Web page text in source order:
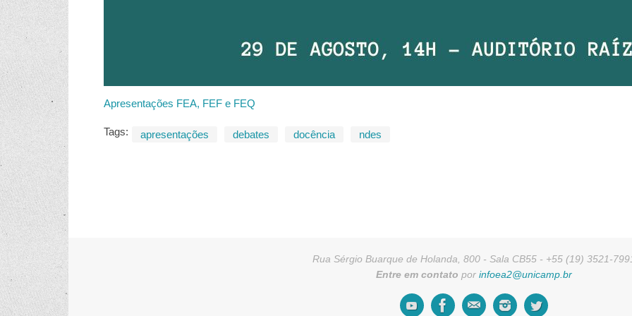
Apresentações FEA, FEF e FEQ
Tags: apresentações debates docência ndes
Rua Sérgio Buarque de Holanda, 800 - Sala CB55 - +55 (19) 3521-
Entre em contato por infoea2@unicamp.br